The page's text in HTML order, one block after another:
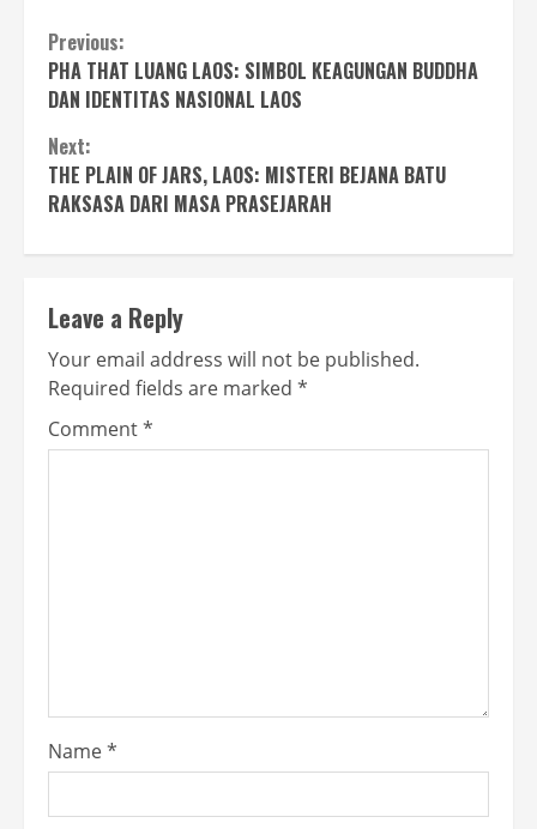
Continue
Reading
Previous:
PHA THAT LUANG LAOS: SIMBOL KEAGUNGAN BUDDHA
DAN IDENTITAS NASIONAL LAOS
Next:
THE PLAIN OF JARS, LAOS: MISTERI BEJANA BATU
RAKSASA DARI MASA PRASEJARAH
Leave a Reply
Your email address will not be published.
Required fields are marked *
Comment*
Name*